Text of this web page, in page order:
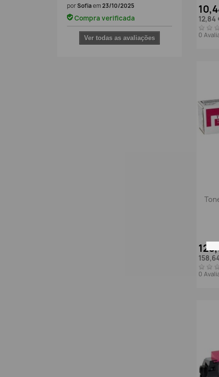
porSofia em 23/10/2025
Compra verificada
Ver todas as avaliações
12,84
0
0